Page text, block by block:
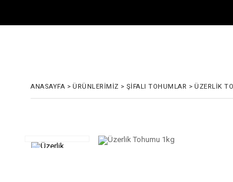
ANASAYFA > ÜRÜNLERIMIZ > ŞIFALI TOHUMLAR > ÜZERLIK